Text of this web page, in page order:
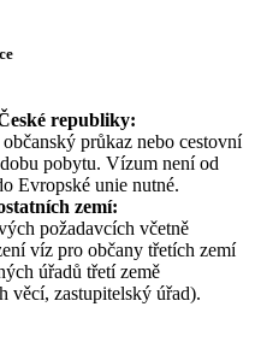
republiky:
průkaz nebo cestovní
pobytu. Vízum není od
Evropské unie nutné.
zemí:
požadavcích včetně
víz pro občany třetích zemí
úřadů třetí země
věcí, zastupitelský úřad).